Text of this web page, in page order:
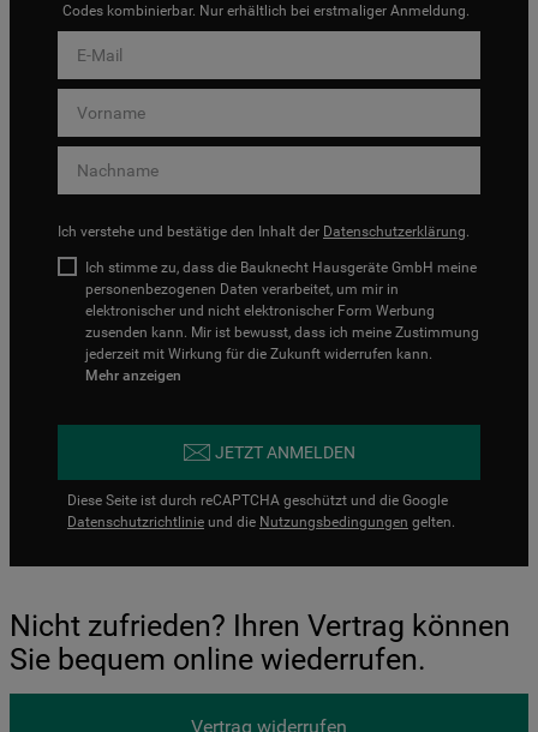
Codes kombinierbar. Nur erhältlich bei erstmaliger Anmeldung.
Ich verstehe und bestätige den Inhalt der Datenschutzerklärung.
Ich stimme zu, dass die Bauknecht Hausgeräte GmbH meine
personenbezogenen Daten verarbeitet, um mir in
elektronischer und nicht elektronischer Form Werbung
zusenden kann. Mir ist bewusst, dass ich meine Zustimmung
jederzeit mit Wirkung für die Zukunft widerrufen kann.
Mehr anzeigen
JETZT ANMELDEN
Diese Seite ist durch reCAPTCHA geschützt und die Google
Datenschutzrichtlinie und die Nutzungsbedingungen gelten.
Nicht zufrieden? Ihren Vertrag können
Sie bequem online wiederrufen.
Vertrag widerrufen